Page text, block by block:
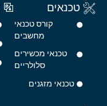
טכנאים
קורס טכנאי
מחשבים
טכנאי מכשירים
סלולריים
טכנאי מזגנים